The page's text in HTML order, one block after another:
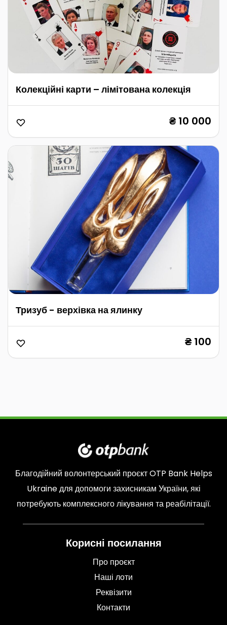
Колекційні карти – лімітована колекція
₴ 10 000
Тризуб - верхівка на ялинку
₴ 100
Благодійний волонтерський проєктOTP Bank Helps
Ukraineдля допомоги захисникам України, які
потребують комплексного лікування та реабілітації.
Корисні посилання
Про проєкт
Наші лоти
Реквізити
Контакти